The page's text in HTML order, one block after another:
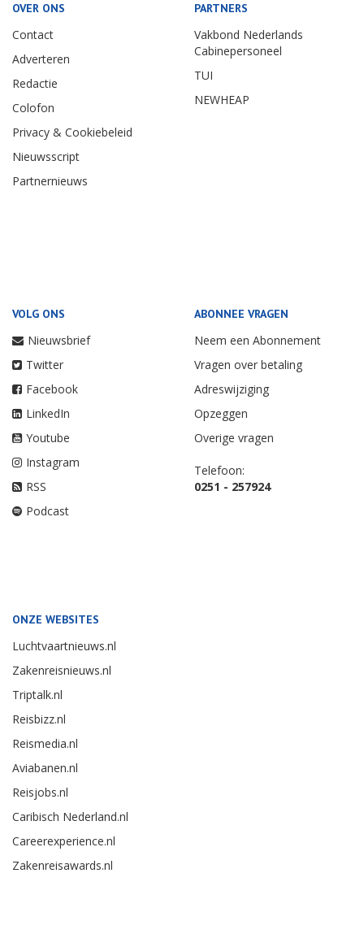
OVER ONS
Contact
Adverteren
Redactie
Colofon
Privacy & Cookiebeleid
Nieuwsscript
Partnernieuws
PARTNERS
Vakbond Nederlands
Cabinepersoneel
TUI
NEWHEAP
VOLG ONS
Nieuwsbrief
Twitter
Facebook
LinkedIn
Youtube
Instagram
RSS
Podcast
ABONNEE VRAGEN
Neem een Abonnement
Vragen over betaling
Adreswijziging
Opzeggen
Overige vragen
Telefoon:
0251 - 257924
ONZE WEBSITES
Luchtvaartnieuws.nl
Zakenreisnieuws.nl
Triptalk.nl
Reisbizz.nl
Reismedia.nl
Aviabanen.nl
Reisjobs.nl
Caribisch Nederland.nl
Careerexperience.nl
Zakenreisawards.nl